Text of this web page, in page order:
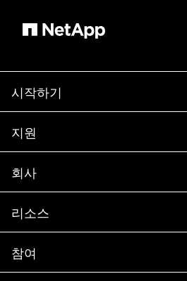
시작하기
구입 방법
세일즈 팀 연락처
파트너 찾기
경영진 브리핑
제품 소개
지원
지원
교육
설명서
커뮤니티
회사
회사
파트너
채용
리소스
뉴스룸
이벤트
참여